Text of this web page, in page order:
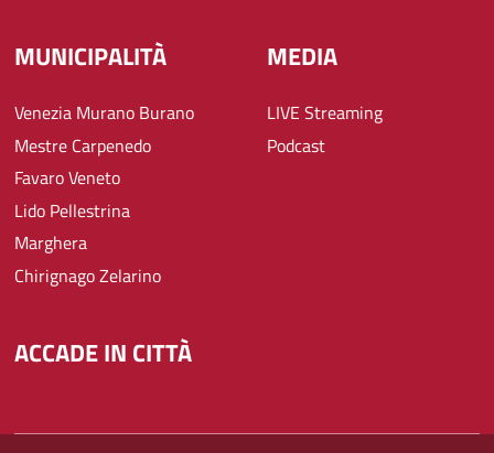
MUNICIPALITÀ
Venezia Murano Burano
Mestre Carpenedo
Favaro Veneto
Lido Pellestrina
Marghera
Chirignago Zelarino
MEDIA
LIVE Streaming
Podcast
ACCADE IN CITTÀ